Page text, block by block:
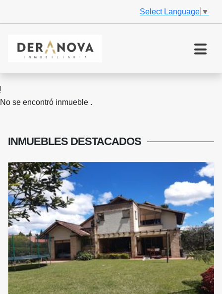
Select Language ▼
No se encontró inmueble .
INMUEBLES DESTACADOS